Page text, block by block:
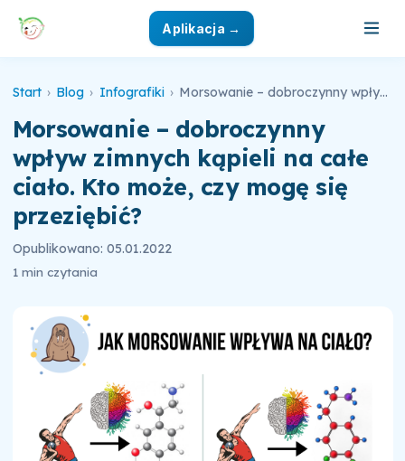
Aplikacja →
Start › Blog › Infografiki › Morsowanie – dobroczynny wpływ zimnych kąpieli na całe ciało. Kto może, czy mogę się przeziębić?
Morsowanie – dobroczynny
wpływ zimnych kąpieli na całe
ciało. Kto może, czy mogę się
przeziębić?
Opublikowano: 05.01.2022
1 min czytania